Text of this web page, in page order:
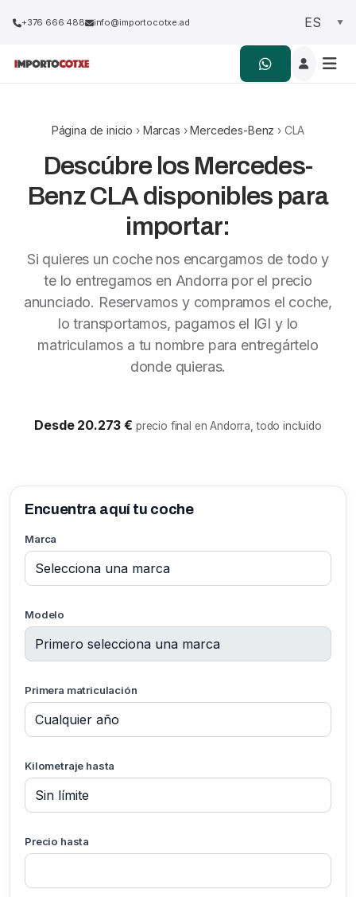
+376 666 488 info@importocotxe.ad
Página de inicio › Marcas ›Mercedes-Benz › CLA
Descúbre los Mercedes-
Benz CLA disponibles para
importar:
Si quieres un coche nos encargamos de todo y
te lo entregamos en Andorra por el precio
anunciado. Reservamos y compramos el coche,
lo transportamos, pagamos el IGI y lo
matriculamos a tu nombre para entregártelo
donde quieras.
Desde 20.273 € precio final en Andorra, todo incluido
Encuentra aquí tu coche
Marca
Modelo
Primera matriculación
Kilometraje hasta
Precio hasta